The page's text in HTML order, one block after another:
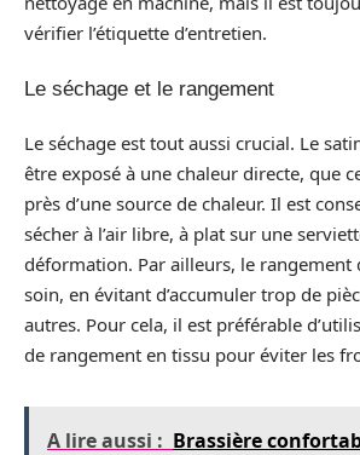
vérifier l’étiquette d’entretien.
Le séchage et le rangement
Le séchage est tout aussi crucial. Le
être exposé à une chaleur directe, que
près d’une source de chaleur. Il est
sécher à l’air libre, à plat sur une
déformation. Par ailleurs, le rangement
soin, en évitant d’accumuler trop de
autres. Pour cela, il est préférable
de rangement en tissu pour éviter les
A lire aussi : Brassière